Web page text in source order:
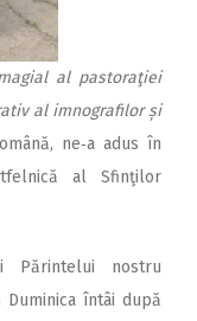
al pastoraţiei
al imnografilor și
ne‑a adus în
al Sfinţilor
Părintelui nostru
Duminica întâi după